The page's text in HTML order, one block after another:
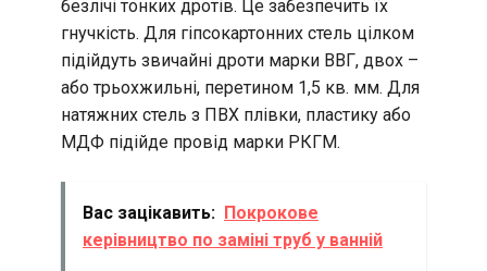
безлічі тонких дротів. Це забезпечить їх
гнучкість. Для гіпсокартонних стель цілком
підійдуть звичайні дроти марки ВВГ, двох –
або трьохжильні, перетином 1,5 кв. мм. Для
натяжних стель з ПВХ плівки, пластику або
МДФ підійде провід марки РКГМ.
Вас зацікавить: Покрокове
керівництво по заміні труб у ванній